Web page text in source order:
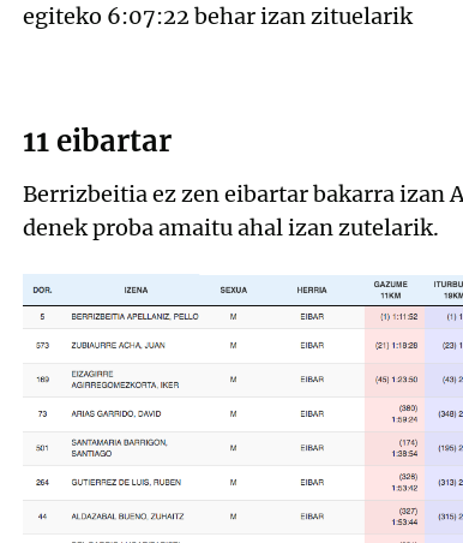
egiteko 6:07:22 behar izan zituelarik
11 eibartar
Berrizbeitia ez zen eibartar bakarra izan
denek proba amaitu ahal izan zutelarik.